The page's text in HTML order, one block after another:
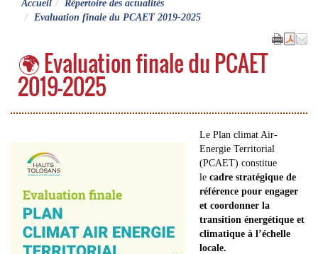
Accueil
Répertoire des actualités
Evaluation finale du PCAET 2019-2025
🌍 Evaluation finale du PCAET
2019-2025
Le Plan climat Air-
Energie Territorial
(PCAET) constitue
le cadre stratégique de
référence pour engager
et coordonner la
transition énergétique et
climatique à l’échelle
locale.